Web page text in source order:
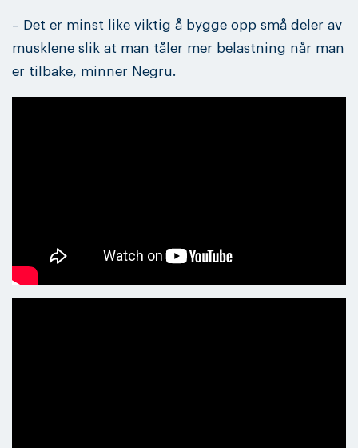
– Det er minst like viktig å bygge opp små deler av
musklene slik at man tåler mer belastning når man
er tilbake, minner Negru.